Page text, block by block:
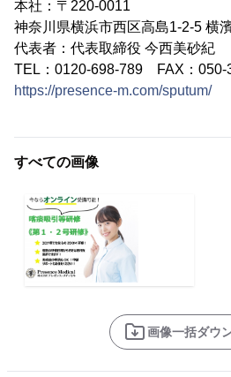
本社：〒220-0011
神奈川県横浜市西区高島1-2-5 横
代表者：代表取締役 今西美砂紀
TEL：0120-698-789 FAX：050-
https://presence-m.com/sputum/
すべての画像
画像一括ダウ